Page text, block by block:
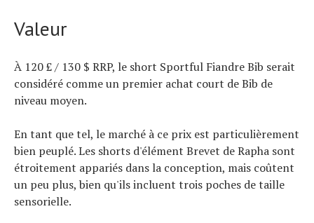
Valeur
À 120 £ / 130 $ RRP, le short Sportful Fiandre Bib serait
considéré comme un premier achat court de Bib de
niveau moyen.
En tant que tel, le marché à ce prix est particulièrement
bien peuplé. Les shorts d'élément Brevet de Rapha sont
étroitement appariés dans la conception, mais coûtent
un peu plus, bien qu'ils incluent trois poches de taille
sensorielle.